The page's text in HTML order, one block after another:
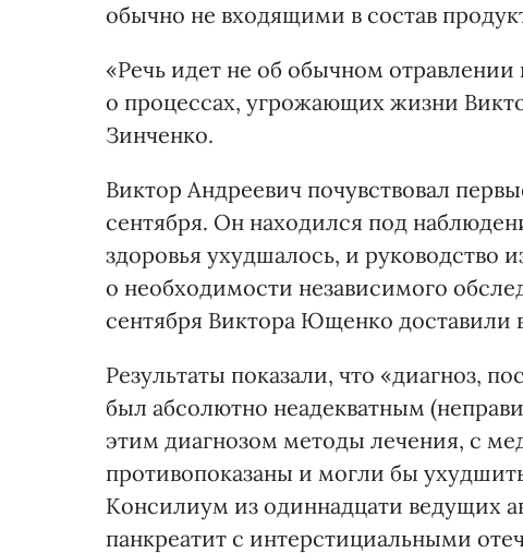
обычно не входящими в состав
«Речь идет не об обычном
о процессах, угрожающих жизни
Зинченко.
Виктор Андреевич почувствовал
сентября. Он находился под
здоровья ухудшалось, и руководство
о необходимости независимого
сентября Виктора Ющенко доставили
Результаты показали, что «диагноз,
был абсолютно неадекватным
этим диагнозом методы лечения, с
противопоказаны и могли бы
Консилиум из одиннадцати ведущих
панкреатит с интерстициальными